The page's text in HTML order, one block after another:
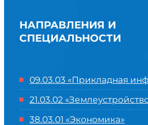
НАПРАВЛЕНИЯ И
СПЕЦИАЛЬНОСТИ
09.03.03 «Прикладная
21.03.02
38.03.01 «Экономика»